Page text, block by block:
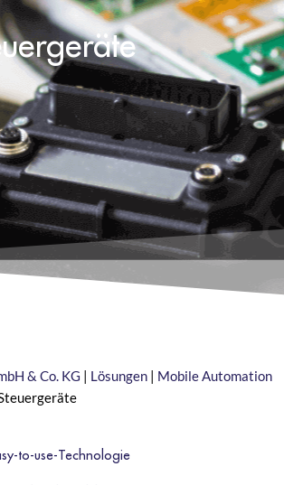
& Co. KG Lösungen
Mobile Automation
to-use-Technologie